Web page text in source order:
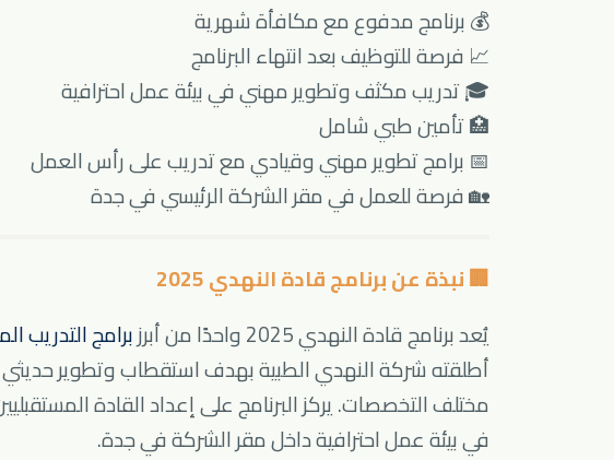
💰 برنامج مدفوع مع مكافأة شهرية
📈 فرصة للتوظيف بعد انتهاء البرنامج
🎓 تدريب مكثف وتطوير مهني في بيئة عمل احترافية
🏥 تأمين طبي شامل
📅 برامج تطوير مهني وقيادي مع تدريب على رأس العمل
🏡 فرصة للعمل في مقر الشركة الرئيسي في جدة
🏢 نبذة عن برنامج قادة النهدي 2025
يُعد برنامج قادة النهدي 2025 واحدًا من أبرز
برامج التدريب
أطلقته شركة النهدي الطبية بهدف استقطاب وتطوير
مختلف التخصصات. يركز البرنامج على إعداد القادة
في بيئة عمل احترافية داخل مقر الشركة في جدة.